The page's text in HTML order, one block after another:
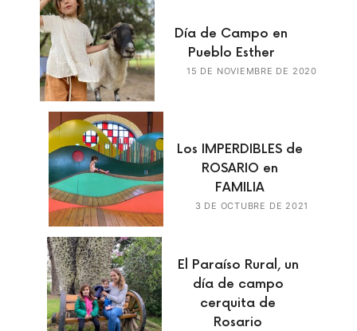
Día de Campo en
Pueblo Esther
15 DE NOVIEMBRE DE 2020
Los IMPERDIBLES de
ROSARIO en
FAMILIA
3 DE OCTUBRE DE 2021
El Paraíso Rural, un
día de campo
cerquita de
Rosario